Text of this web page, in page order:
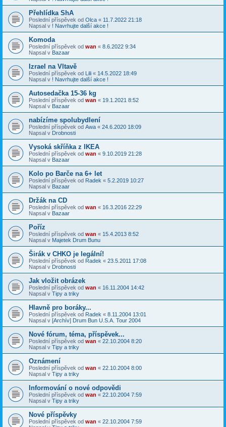
Přehlídka ShA
Poslední příspěvek od Olca « 11.7.2022 21:18
Napsal v ! Navrhujte další akce !
Komoda
Poslední příspěvek od wan « 8.6.2022 9:34
Napsal v Bazaar
Izrael na Vltavě
Poslední příspěvek od Lili « 14.5.2022 18:49
Napsal v ! Navrhujte další akce !
Autosedačka 15-36 kg
Poslední příspěvek od wan « 19.1.2021 8:52
Napsal v Bazaar
nabízíme spolubydlení
Poslední příspěvek od Awa « 24.6.2020 18:09
Napsal v Drobnosti
Vysoká skříňka z IKEA
Poslední příspěvek od wan « 9.10.2019 21:28
Napsal v Bazaar
Kolo po Barče na 6+ let
Poslední příspěvek od Radek « 5.2.2019 10:27
Napsal v Bazaar
Držák na CD
Poslední příspěvek od wan « 16.3.2016 22:29
Napsal v Bazaar
Poříz
Poslední příspěvek od wan « 15.4.2013 8:52
Napsal v Majetek Drum Bunu
Širák v CHKO je legální!
Poslední příspěvek od Radek « 23.5.2011 17:08
Napsal v Drobnosti
Jak vložit obrázek
Poslední příspěvek od wan « 16.11.2004 14:42
Napsal v Tipy a triky
Hlavně pro boráky...
Poslední příspěvek od Radek « 8.11.2004 13:01
Napsal v [Archív] Drum Bun U.S.A. Tour 2004
Nové fórum, téma, příspěvek...
Poslední příspěvek od wan « 22.10.2004 8:20
Napsal v Tipy a triky
Oznámení
Poslední příspěvek od wan « 22.10.2004 8:00
Napsal v Tipy a triky
Informování o nové odpovědi
Poslední příspěvek od wan « 22.10.2004 7:59
Napsal v Tipy a triky
Nové příspěvky
Poslední příspěvek od wan « 22.10.2004 7:59